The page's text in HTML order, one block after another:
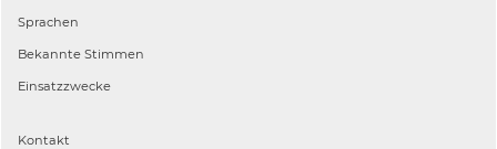
Sprachen
Bekannte Stimmen
Einsatzzwecke
Kontakt